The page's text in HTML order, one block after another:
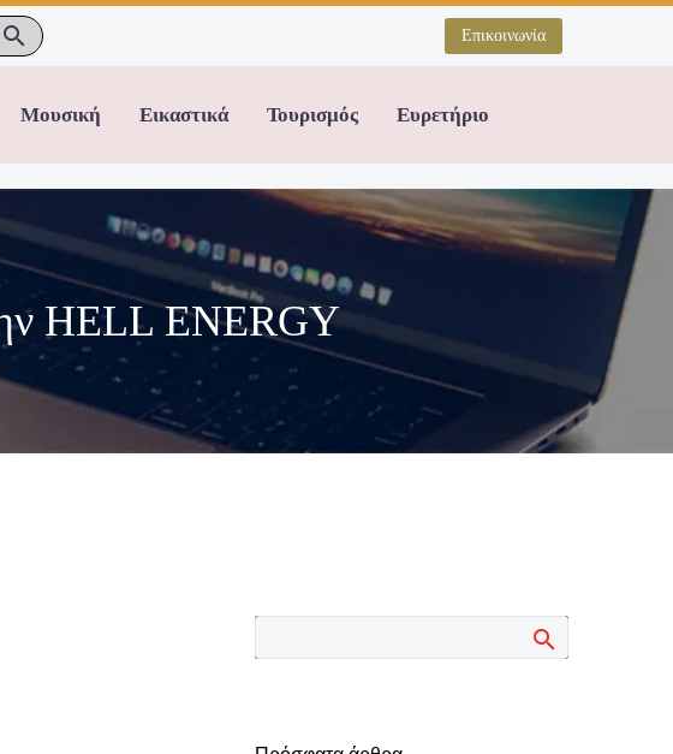
Επικοινωνία
Μουσική Εικαστικά Τουρισμός Ευρετήριο
HELL ENERGY